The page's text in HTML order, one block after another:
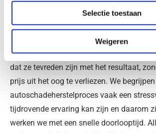
Selectie toestaan
Weigeren
hebben we een solide reputatie
van klantenservice en hoogwaardige
werk. Het team van Vis Autoschade
om klanten op een goede manier te
dat ze tevreden zijn met het resultaat,
prijs uit het oog te verliezen. We
autoschadeherstelproces vaak een
tijdrovende ervaring kan zijn en daarom
werken we met een snelle doorlooptijd.